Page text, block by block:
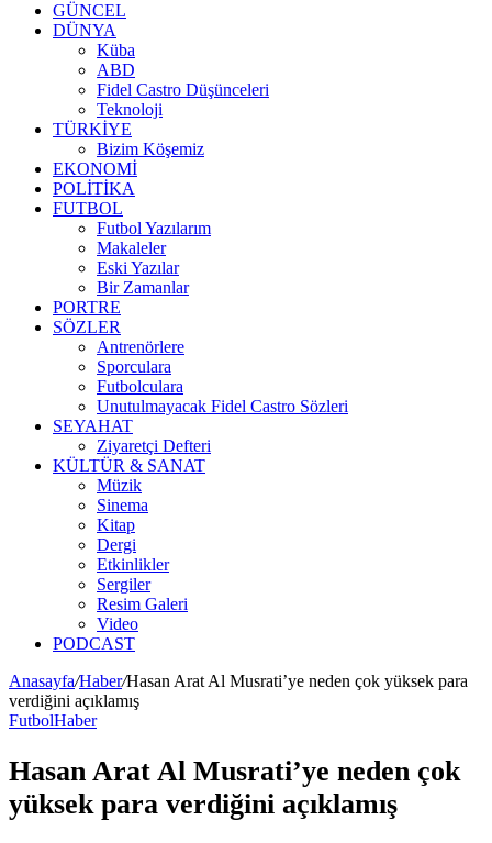
GÜNCEL
DÜNYA
Küba
ABD
Fidel Castro Düşünceleri
Teknoloji
TÜRKİYE
Bizim Köşemiz
EKONOMİ
POLİTİKA
FUTBOL
Futbol Yazılarım
Makaleler
Eski Yazılar
Bir Zamanlar
PORTRE
SÖZLER
Antrenörlere
Sporculara
Futbolculara
Unutulmayacak Fidel Castro Sözleri
SEYAHAT
Ziyaretçi Defteri
KÜLTÜR & SANAT
Müzik
Sinema
Kitap
Dergi
Etkinlikler
Sergiler
Resim Galeri
Video
PODCAST
Anasayfa/Haber/Hasan Arat Al Musrati’ye neden çok yüksek para
verdiğini açıklamış
FutbolHaber
Hasan Arat Al Musrati’ye neden çok
yüksek para verdiğini açıklamış